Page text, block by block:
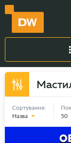
Сортування:
Назва
50